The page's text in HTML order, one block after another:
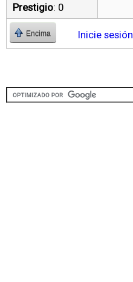
Prestigio: 0
Encima Inicie sesión